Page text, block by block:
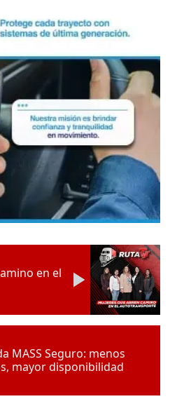
en el
MASS Seguro: menos
mayor disponibilidad